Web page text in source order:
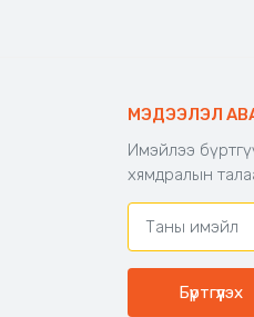
МЭДЭЭЛЭЛ
Имэйлээ
хямдралын
Бүртгүүлэх